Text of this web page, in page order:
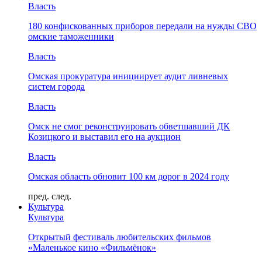
Власть
180 конфискованных приборов передали на нужды СВО
омские таможенники
Власть
Омская прокуратура инициирует аудит ливневых
систем города
Власть
Омск не смог реконструировать обветшавший ДК
Козицкого и выставил его на аукцион
Власть
Омская область обновит 100 км дорог в 2024 году
пред. след.
Культура
Культура
Открытый фестиваль любительских фильмов
«Маленькое кино «Фильмёнок»